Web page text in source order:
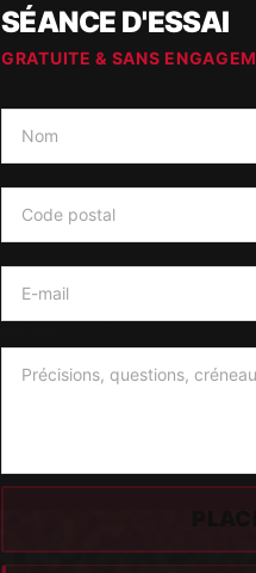
SÉANCE D'ESSAI
GRATUITE & SANS